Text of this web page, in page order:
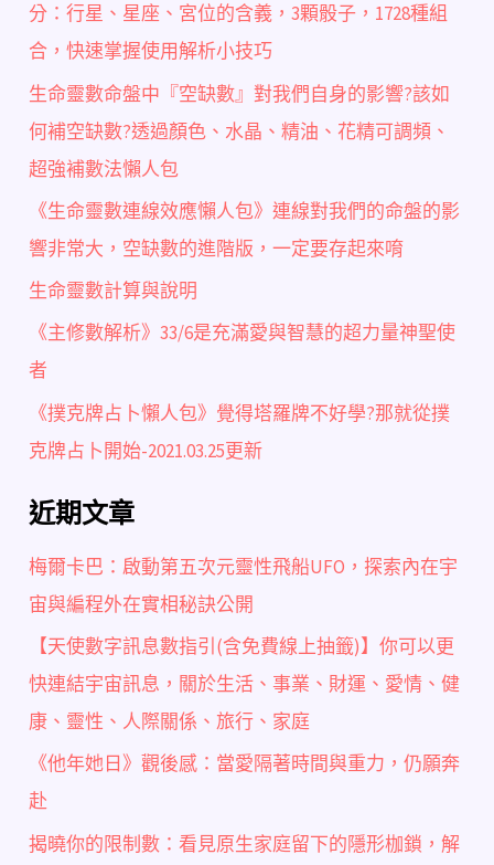
分：行星、星座、宮位的含義，3顆骰子，1728種組
合，快速掌握使用解析小技巧
生命靈數命盤中『空缺數』對我們自身的影響?該如
何補空缺數?透過顏色、水晶、精油、花精可調頻、
超強補數法懶人包
《生命靈數連線效應懶人包》連線對我們的命盤的影
響非常大，空缺數的進階版，一定要存起來唷
生命靈數計算與說明
《主修數解析》33/6是充滿愛與智慧的超力量神聖使
者
《撲克牌占卜懶人包》覺得塔羅牌不好學?那就從撲
克牌占卜開始-2021.03.25更新
近期文章
梅爾卡巴：啟動第五次元靈性飛船UFO，探索內在宇
宙與編程外在實相秘訣公開
【天使數字訊息數指引(含免費線上抽籤)】你可以更
快連結宇宙訊息，關於生活、事業、財運、愛情、健
康、靈性、人際關係、旅行、家庭
《他年她日》觀後感：當愛隔著時間與重力，仍願奔
赴
揭曉你的限制數：看見原生家庭留下的隱形枷鎖，解